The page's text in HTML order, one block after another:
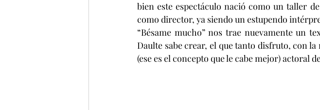
bien este espectáculo nació como un taller
como director, ya siendo un estupendo
“Bésame mucho” nos trae nuevamente un
Daulte sabe crear, el que tanto disfruto, con
(ese es el concepto que le cabe mejor) actoral